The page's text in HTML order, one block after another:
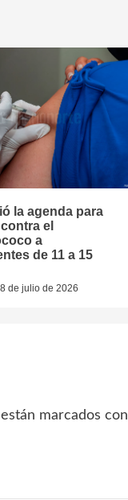
la agenda para
el
a
de 11 a 15
de julio de 2026
marcados con